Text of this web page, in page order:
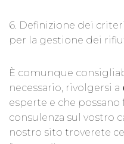
6. Definizione dei
per la gestione dei
È comunque
necessario, rivolgersi a
esperte e che possano
consulenza sul vostro
nostro sito troverete